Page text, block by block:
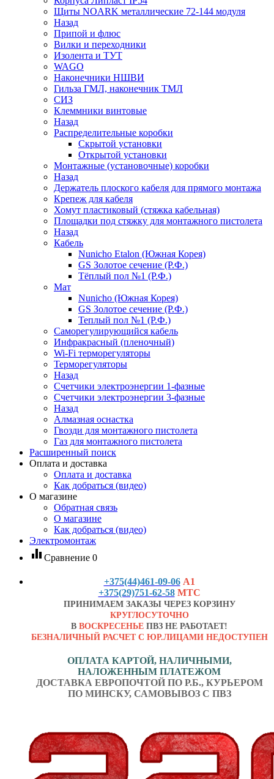
Щиты NOARK металлические 72-144 модуля
Назад
Припой и флюс
Вилки и переходники
Изолента и ТУТ
WAGO
Наконечники НШВИ
Гильза ГМЛ, наконечник ТМЛ
СИЗ
Клеммники винтовые
Назад
Распределительные коробки
Скрытой установки
Открытой установки
Монтажные (установочные) коробки
Назад
Держатель плоского кабеля для прямого монтажа
Крепеж для кабеля
Хомут пластиковый (стяжка кабельная)
Площадки под стяжку для монтажного пистолета
Назад
Кабель
Nunicho Etalon (Южная Корея)
GS Золотое сечение (Р.Ф.)
Тёплый пол №1 (Р.Ф.)
Мат
Nunicho (Южная Корея)
GS Золотое сечение (Р.Ф.)
Теплый пол №1 (Р.Ф.)
Саморегулирующийся кабель
Инфракрасный (пленочный)
Wi-Fi терморегуляторы
Терморегуляторы
Назад
Счетчики электроэнергии 1-фазные
Счетчики электроэнергии 3-фазные
Назад
Алмазная оснастка
Гвозди для монтажного пистолета
Газ для монтажного пистолета
Расширенный поиск
Оплата и доставка
Оплата и доставка
Как добраться (видео)
О магазине
Обратная связь
О магазине
Как добраться (видео)
Электромонтаж
equalizer Сравнение 0
+375(44)461-09-06 А1
+375(29)751-62-58 МТС
ПРИНИМАЕМ ЗАКАЗЫ ЧЕРЕЗ КОРЗИНУ
КРУГЛОСУТОЧНО
В ВОСКРЕСЕНЬЕ ПВЗ НЕ РАБОТАЕТ!
БЕЗНАЛИЧНЫЙ РАСЧЕТ С ЮР.ЛИЦАМИ НЕДОСТУПЕН
ОПЛАТА КАРТОЙ, НАЛИЧНЫМИ,
НАЛОЖЕННЫМ ПЛАТЕЖОМ
ДОСТАВКА ЕВРОПОЧТОЙ ПО Р.Б., КУРЬЕРОМ
ПО МИНСКУ, САМОВЫВОЗ С ПВЗ